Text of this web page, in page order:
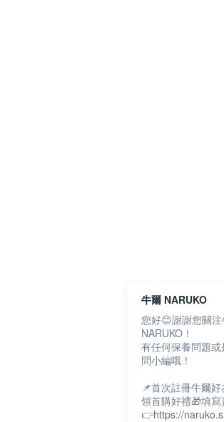
牛爾 NARUKO
您好😊謝謝您關注
NARUKO！
有任何保養問題
問小編哦！
📌首次註冊牛爾好
領首購好禮🎁填
👉https://